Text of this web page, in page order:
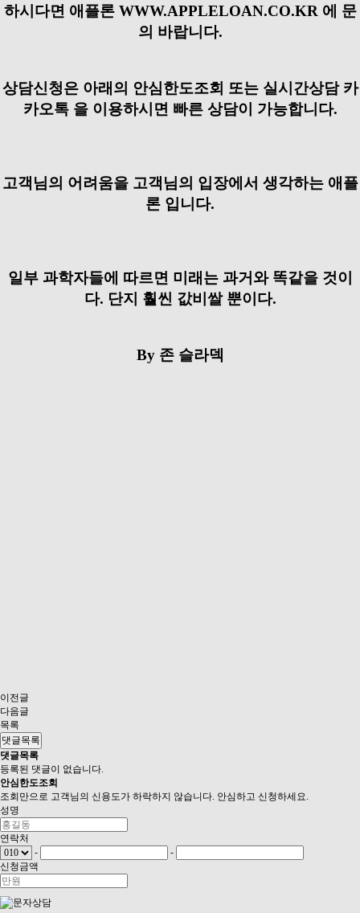
하시다면 애플론 WWW.APPLELOAN.CO.KR에 문
의 바랍니다.
상담신청은 아래의 안심한도조회 또는 실시간상담 카
카오톡 을 이용하시면 빠른 상담이 가능합니다.
고객님의 어려움을 고객님의 입장에서 생각하는 애플
론 입니다.
일부 과학자들에 따르면 미래는 과거와 똑같을 것이
다. 단지 훨씬 값비쌀 뿐이다.
By 존 슬라덱
이전글
다음글
목록
댓글목록
댓글목록
등록된 댓글이 없습니다.
안심 한도조회
조회만으로 고객님의 신용도가 하락하지 않습니다. 안심하고 신청하세요.
성명
연락처
-
-
신청금액